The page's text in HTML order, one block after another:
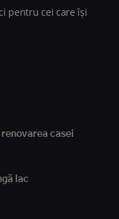
pentru cei care își
casei
lac